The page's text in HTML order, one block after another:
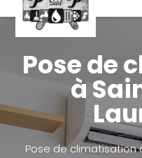
Pose de
à
Pose de climatisation